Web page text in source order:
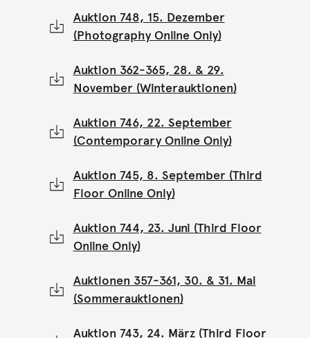
Auktion 748, 15. Dezember
(Photography Online Only)
Auktion 362-365, 28. & 29.
November (Winterauktionen)
Auktion 746, 22. September
(Contemporary Online Only)
Auktion 745, 8. September (Third
Floor Online Only)
Auktion 744, 23. Juni (Third Floor
Online Only)
Auktionen 357-361, 30. & 31. Mai
(Sommerauktionen)
Auktion 743, 24. März (Third Floor